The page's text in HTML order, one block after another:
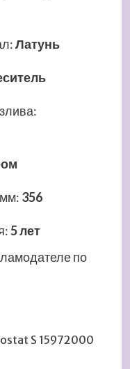
:Латунь
:
: 356
:5 лет
по
S 15972000